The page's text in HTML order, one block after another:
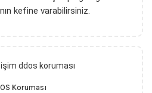
kefine varabilirsiniz.
Koruması